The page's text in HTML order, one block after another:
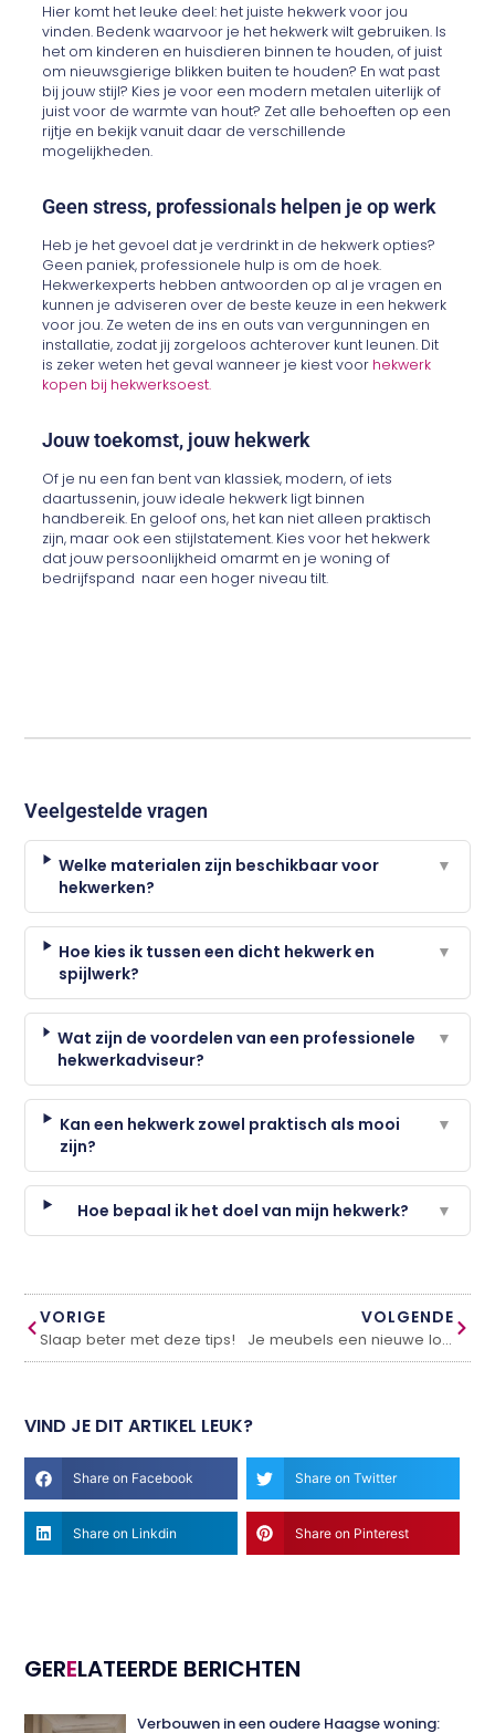
Hier komt het leuke deel: het juiste hekwerk voor jou
vinden. Bedenk waarvoor je het hekwerk wilt gebruiken. Is
het om kinderen en huisdieren binnen te houden, of juist
om nieuwsgierige blikken buiten te houden? En wat past
bij jouw stijl? Kies je voor een modern metalen uiterlijk of
juist voor de warmte van hout? Zet alle behoeften op een
rijtje en bekijk vanuit daar de verschillende
mogelijkheden.
Geen stress, professionals helpen je op werk
Heb je het gevoel dat je verdrinkt in de hekwerk opties?
Geen paniek, professionele hulp is om de hoek.
Hekwerkexperts hebben antwoorden op al je vragen en
kunnen je adviseren over de beste keuze in een hekwerk
voor jou. Ze weten de ins en outs van vergunningen en
installatie, zodat jij zorgeloos achterover kunt leunen. Dit
is zeker weten het geval wanneer je kiest voor hekwerk
kopen bij hekwerksoest.
Jouw toekomst, jouw hekwerk
Of je nu een fan bent van klassiek, modern, of iets
daartussenin, jouw ideale hekwerk ligt binnen
handbereik. En geloof ons, het kan niet alleen praktisch
zijn, maar ook een stijlstatement. Kies voor het hekwerk
dat jouw persoonlijkheid omarmt en je woning of
bedrijfspand naar een hoger niveau tilt.
Veelgestelde vragen
Welke materialen zijn beschikbaar voor
hekwerken?
▼
Hoe kies ik tussen een dicht hekwerk en
spijlwerk?
▼
Wat zijn de voordelen van een professionele
hekwerkadviseur?
▼
Kan een hekwerk zowel praktisch als mooi
zijn?
▼
Hoe bepaal ik het doel van mijn hekwerk? ▼
VORIGE
Slaap beter met deze tips!
VOLGENDE
Je meubels een nieuwe look geven? Wij geven 3 tips!
VIND JE DIT ARTIKEL LEUK?
Share on Facebook Share on Twitter
Share on Linkdin Share on Pinterest
GERELATEERDE BERICHTEN
Verbouwen in een oudere Haagse woning: